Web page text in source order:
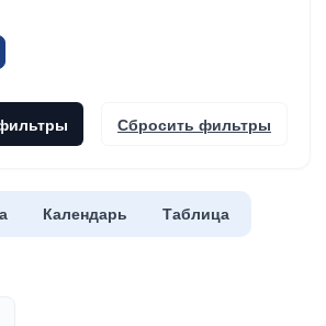
Сбросить фильтры
Календарь Таблица